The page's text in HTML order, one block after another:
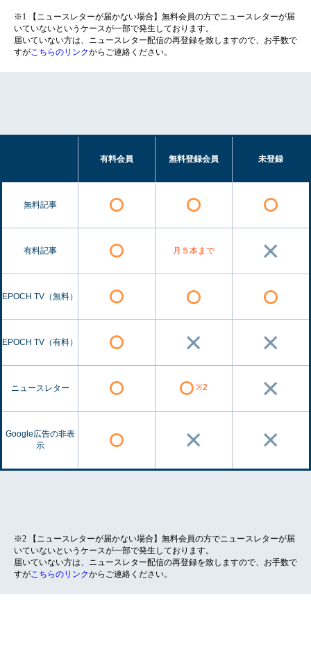
※1 【ニュースレターが届かない場合】無料会員の方でニュースレターが届
いていないというケースが一部で発生しております。
届いていない方は、ニュースレター配信の再登録を致しますので、お手数で
すがこちらのリンクからご連絡ください。
有料会員 無料登録会員 未登録
無料記事
有料記事 月５本まで
EPOCH TV（無料）
EPOCH TV（有料）
ニュースレター ※2
Google広告の非表
示
※2 【ニュースレターが届かない場合】無料会員の方でニュースレターが届
いていないというケースが一部で発生しております。
届いていない方は、ニュースレター配信の再登録を致しますので、お手数で
すがこちらのリンクからご連絡ください。